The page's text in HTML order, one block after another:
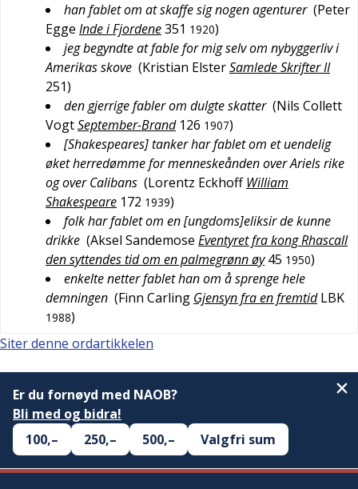
han fablet om at skaffe sig nogen agenturer (Peter
Egge Inde i Fjordene351 1920)
jeg begyndte at fable for mig selv om nybyggerliv i
Amerikas skove (Kristian ElsterSamlede Skrifter II
251)
den gjerrige fabler om dulgte skatter (Nils Collett
VogtSeptember-Brand 126 1907)
[Shakespeares] tanker har fablet om et uendelig
øket herredømme for menneskeånden over Ariels rike
og over Calibans (Lorentz Eckhoff William
Shakespeare 172 1939)
folk har fablet om en [ungdoms]eliksir de kunne
drikke (Aksel Sandemose Eventyret fra kong Rhascall
den syttendes tid om en palmegrønn øy 45 1950)
enkelte netter fablet han om å sprenge hele
demningen (Finn Carling Gjensyn fra en fremtid LBK
1988)
Siter denne ordartikkelen
Er du fornøyd med NAOB?
Bli med og bidra!
100,–
250,– 500,– Valgfri sum